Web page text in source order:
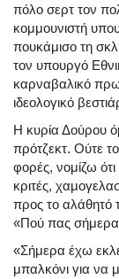
πόλο σερτ τον
κομμουνιστή
πουκάμισο τη
τον υπουργό
καρναβαλικό
ιδεολογικό
Η κυρία Δούρου
πρότζεκτ. Ούτε
φορές, νομίζω
κριτές,
προς το αλάθητό
«Πού πας
«Σήμερα έχω
μπαλκόνι για να